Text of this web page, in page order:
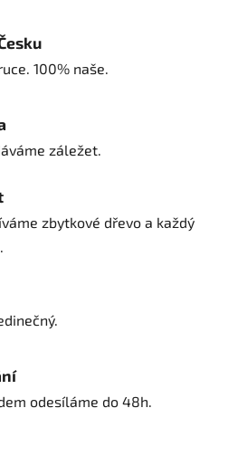
100% naše.
záležet.
zbytkové dřevo a každý
odesíláme do 48h.